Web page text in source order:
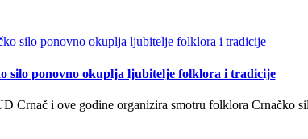
silo ponovno okuplja ljubitelje folklora i tradicije
Crnač i ove godine organizira smotru folklora Crnačko